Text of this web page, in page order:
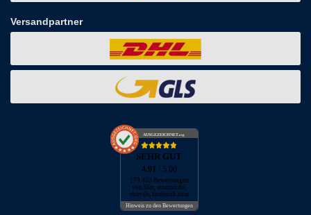
Versandpartner
AUSGEZEICHNET.org
SEHR GUT
4.91 / 5.00
173.452 Bewertungen
von hier, amazon.de,
ebay.de, facebook.com
Hinweis zu den Bewertungen